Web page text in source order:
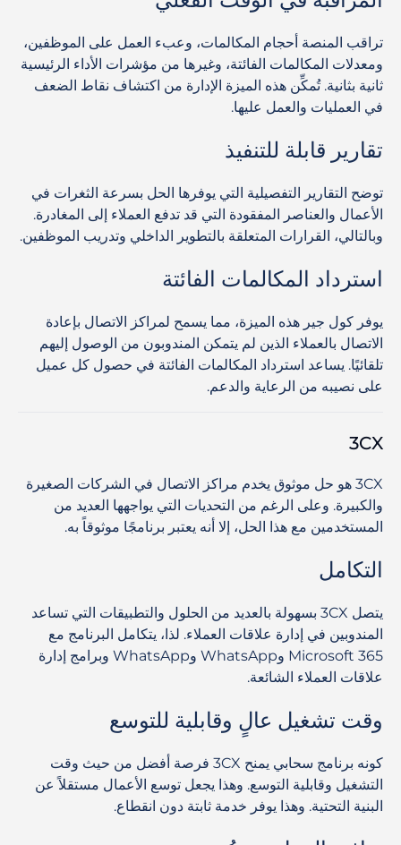
تراقب المنصة أحجام المكالمات، وعبء العمل على الموظفين،
ومعدلات المكالمات الفائتة، وغيرها من مؤشرات الأداء الرئيسية
ثانية بثانية. تُمكِّن هذه الميزة الإدارة من اكتشاف نقاط الضعف
في العمليات والعمل عليها.
تقارير قابلة للتنفيذ
توضح التقارير التفصيلية التي يوفرها الحل بسرعة الثغرات في
الأعمال والعناصر المفقودة التي قد تدفع العملاء إلى المغادرة.
وبالتالي، القرارات المتعلقة بالتطوير الداخلي وتدريب الموظفين.
استرداد المكالمات الفائتة
يوفر كول جير هذه الميزة، مما يسمح لمراكز الاتصال بإعادة
الاتصال بالعملاء الذين لم يتمكن المندوبون من الوصول إليهم
تلقائيًا. يساعد استرداد المكالمات الفائتة في حصول كل عميل
على نصيبه من الرعاية والدعم.
3CX
3CX هو حل موثوق يخدم مراكز الاتصال في الشركات الصغيرة
والكبيرة. وعلى الرغم من التحديات التي يواجهها العديد من
المستخدمين مع هذا الحل، إلا أنه يعتبر برنامجًا موثوقاً به.
التكامل
يتصل 3CX بسهولة بالعديد من الحلول والتطبيقات التي تساعد
المندوبين في إدارة علاقات العملاء. لذا، يتكامل البرنامج مع
Microsoft 365 وWhatsApp وWhatsApp وبرامج إدارة
علاقات العملاء الشائعة.
وقت تشغيل عالٍ وقابلية للتوسع
كونه برنامج سحابي يمنح 3CX فرصة أفضل من حيث وقت
التشغيل وقابلية التوسع. وهذا يجعل توسع الأعمال مستقلاً عن
البنية التحتية. وهذا يوفر خدمة ثابتة دون انقطاع.